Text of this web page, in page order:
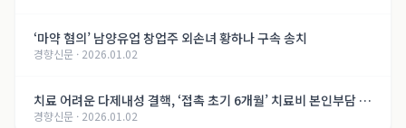
‘마약 혐의’ 남양유업 창업주 외손녀 황하나 구속 송치
경향신문 · 2026.01.02
치료 어려운 다제내성 결핵, ‘접촉 초기 6개월’ 치료비 본인부담 면
제
경향신문 · 2026.01.02